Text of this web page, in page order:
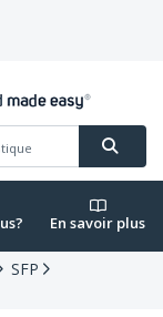
En savoir plus
SFP